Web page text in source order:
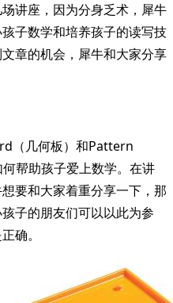
讲座，因为分身乏术，犀牛
子数学和培养孩子的读写技
章的机会，犀牛和大家分享
（几何板）和Pattern
帮助孩子爱上数学。在讲
要和大家着重分享一下，那
子的朋友们可以以此为参
确。